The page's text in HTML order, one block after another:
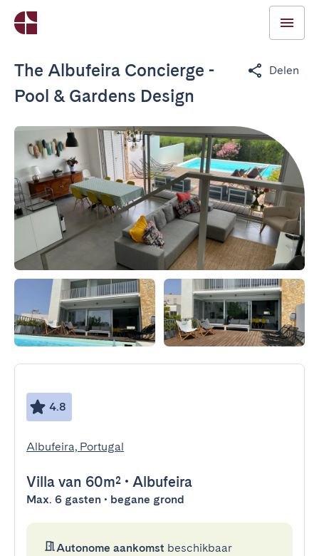
The Albufeira Concierge -
Pool & Gardens Design
Delen
4.8
Albufeira, Portugal
Villa van 60m² • Albufeira
Max. 6 gasten • begane grond
Autonome aankomst beschikbaar